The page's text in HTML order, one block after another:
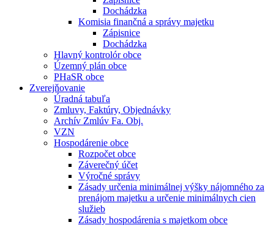
Dochádzka
Komisia finančná a správy majetku
Zápisnice
Dochádzka
Hlavný kontrolór obce
Územný plán obce
PHaSR obce
Zverejňovanie
Úradná tabuľa
Zmluvy, Faktúry, Objednávky
Archív Zmlúv Fa. Obj.
VZN
Hospodárenie obce
Rozpočet obce
Záverečný účet
Výročné správy
Zásady určenia minimálnej výšky nájomného za
prenájom majetku a určenie minimálnych cien
služieb
Zásady hospodárenia s majetkom obce